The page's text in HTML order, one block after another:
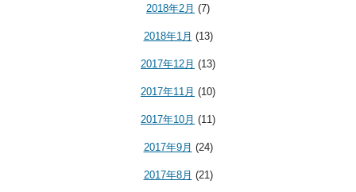
2018年2月 (7)
2018年1月 (13)
2017年12月 (13)
2017年11月 (10)
2017年10月 (11)
2017年9月 (24)
2017年8月 (21)